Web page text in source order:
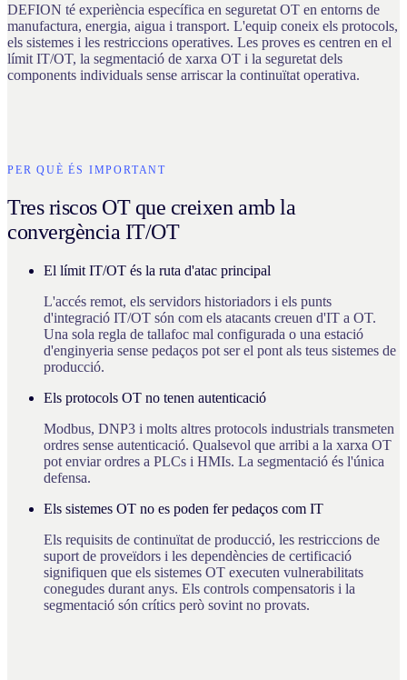
DEFION té experiència específica en seguretat OT en entorns de
manufactura, energia, aigua i transport. L'equip coneix els protocols,
els sistemes i les restriccions operatives. Les proves es centren en el
límit IT/OT, la segmentació de xarxa OT i la seguretat dels
components individuals sense arriscar la continuïtat operativa.
PER QUÈ ÉS IMPORTANT
Tres riscos OT que creixen amb la
convergència IT/OT
El límit IT/OT és la ruta d'atac principal
L'accés remot, els servidors historiadors i els punts
d'integració IT/OT són com els atacants creuen d'IT a OT.
Una sola regla de tallafoc mal configurada o una estació
d'enginyeria sense pedaços pot ser el pont als teus sistemes de
producció.
Els protocols OT no tenen autenticació
Modbus, DNP3 i molts altres protocols industrials transmeten
ordres sense autenticació. Qualsevol que arribi a la xarxa OT
pot enviar ordres a PLCs i HMIs. La segmentació és l'única
defensa.
Els sistemes OT no es poden fer pedaços com IT
Els requisits de continuïtat de producció, les restriccions de
suport de proveïdors i les dependències de certificació
signifiquen que els sistemes OT executen vulnerabilitats
conegudes durant anys. Els controls compensatoris i la
segmentació són crítics però sovint no provats.